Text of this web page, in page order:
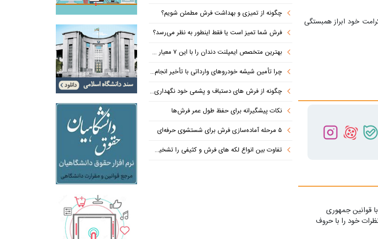
خود ابراز همبستگی
قوانین جمهوری
خود را با حروف
چگونه از تمیزی و بهداشت فرش مطمئن شویم؟
فرش شما تمیز است یا فقط اینطور به نظر می‌رسد؟
بهترین متخصص ایمپلنت دندان را با این ۷ معیار حرفه‌ای انتخاب کنید
چرا تأمین شیشه خودروهای وارداتی با تأخیر انجام می‌شود؟
چگونه از فرش های دستباف و پشمی خود نگهداری کنیم؟
نکات پیشگیرانه برای حفظ طول عمر فرش‌ها
۵ مرحله آماده‌سازی فرش برای شستشوی حرفه‌ای
تفاوت‌ بین انواع لکه های فرش و کثیفی را تشخیص دهید